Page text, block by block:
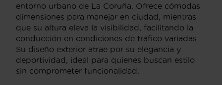
entorno urbano de La Coruña. Ofrece cómodas
dimensiones para manejar en ciudad, mientras
que su altura eleva la visibilidad, facilitando la
conducción en condiciones de tráfico variadas.
Su diseño exterior atrae por su elegancia y
deportividad, ideal para quienes buscan estilo
sin comprometer funcionalidad.